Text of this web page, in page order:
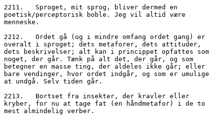
2211.	Sproget, mit sprog, bliver dermed en
poetisk/perceptorisk boble. Jeg vil altid være
menneske.
2212.	Ordet gå (og i mindre omfang ordet gang) er
overalt i sproget; dets metaforer, dets attituder,
dets beskrivelser; alt kan i princippet opfattes som
noget, der går. Tænk på alt det, der går, og som
betegner en masse ting, der aldeles ikke går; eller
bare vendinger, hvor ordet indgår, og som er umulige
at undgå. Selv tiden går.
2213.	Bortset fra insekter, der kravler eller
kryber, for nu at tage fat (en håndmetafor) i de to
mest almindelig verber.